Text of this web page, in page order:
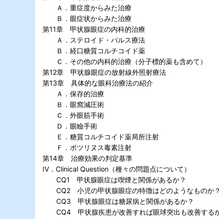
Ａ．重症度からみた治療
Ｂ．眼症状からみた治療
第11章 甲状腺眼症の内科的治療
Ａ．ステロイド・パルス療法
Ｂ．経口糖質コルチコイド薬
Ｃ．その他の内科的治療（分子標的薬も含めて）
第12章 甲状腺眼症の放射線外照射療法
第13章 具体的な眼科治療法の紹介
Ａ．保存的治療
Ｂ．眼窩減圧術
Ｃ．外眼筋手術
Ｄ．眼瞼手術
Ｅ．糖質コルチコイド薬局所注射
Ｆ．ボツリヌス毒素注射
第14章 治療効果の判定基準
IV．Clinical Question（種々の問題点について）
CQ1 甲状腺眼症は喫煙と関係があるか？
CQ2 小児の甲状腺眼症の特徴はどのようなものか
CQ3 甲状腺眼症は糖尿病と関係があるか？
CQ4 甲状腺疾患が改善すれば眼球突出も改善する